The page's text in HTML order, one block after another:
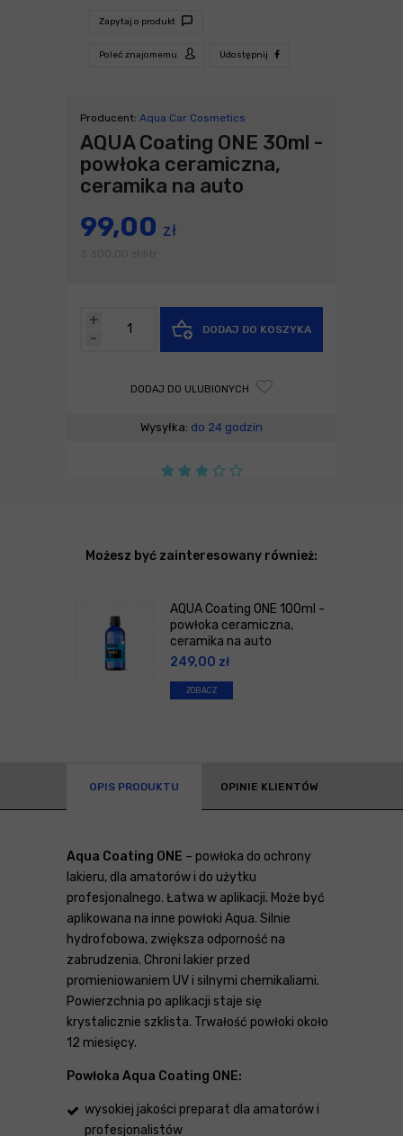
Zapytaj o produkt
Poleć znajomemu Udostępnij
Producent: Aqua Car Cosmetics
AQUA Coating ONE 30ml -
powłoka ceramiczna,
ceramika na auto
99,00 zł
-
+
DODAJ DO KOSZYKA
DODAJ DO ULUBIONYCH
Wysyłka: do 24 godzin
Możesz być zainteresowany również:
AQUA Coating ONE 100ml -
powłoka ceramiczna,
ceramika na auto
249,00 zł
ZOBACZ
OPIS PRODUKTU OPINIE KLIENTÓW
Aqua Coating ONE – powłoka do ochrony
lakieru, dla amatorów i do użytku
profesjonalnego. Łatwa w aplikacji. Może być
aplikowana na inne powłoki Aqua. Silnie
hydrofobowa, zwiększa odporność na
zabrudzenia. Chroni lakier przed
promieniowaniem UV i silnymi chemikaliami.
Powierzchnia po aplikacji staje się
krystalicznie szklista. Trwałość powłoki około
12 miesięcy.
Powłoka Aqua Coating ONE:
wysokiej jakości preparat dla amatorów i
profesjonalistów